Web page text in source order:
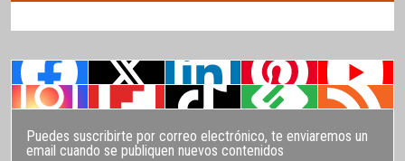
Puedes suscribirte por correo electrónico, te enviaremos un
email cuando se publiquen nuevos contenidos